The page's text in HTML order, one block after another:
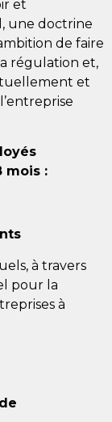
et
une doctrine
de faire
régulation et,
et
mois :
à travers
pour la
à